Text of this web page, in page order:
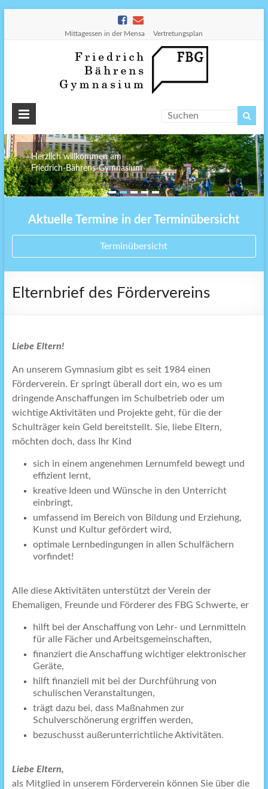
Mittagessen in der Mensa Vertretungsplan
Herzlich willkommen am
Friedrich-Bährens-Gymnasium
Aktuelle Termine in der Terminübersicht
Terminübersicht
Elternbrief des Fördervereins
Liebe Eltern!
An unserem Gymnasium gibt es seit 1984 einen
Förderverein. Er springt überall dort ein, wo es um
dringende Anschaffungen im Schulbetrieb oder um
wichtige Aktivitäten und Projekte geht, für die der
Schulträger kein Geld bereitstellt. Sie, liebe Eltern,
möchten doch, dass Ihr Kind
sich in einem angenehmen Lernumfeld bewegt und
effizient lernt,
kreative Ideen und Wünsche in den Unterricht
einbringt,
umfassend im Bereich von Bildung und Erziehung,
Kunst und Kultur gefördert wird,
optimale Lernbedingungen in allen Schulfächern
vorfindet!
Alle diese Aktivitäten unterstützt der Verein der
Ehemaligen, Freunde und Förderer des FBG Schwerte, er
hilft bei der Anschaffung von Lehr- und Lernmitteln
für alle Fächer und Arbeitsgemeinschaften,
finanziert die Anschaffung wichtiger elektronischer
Geräte,
hilft finanziell mit bei der Durchführung von
schulischen Veranstaltungen,
trägt dazu bei, dass Maßnahmen zur
Schulverschönerung ergriffen werden,
bezuschusst außerunterrichtliche Aktivitäten.
Liebe Eltern,
als Mitglied in unserem Förderverein können Sie über die